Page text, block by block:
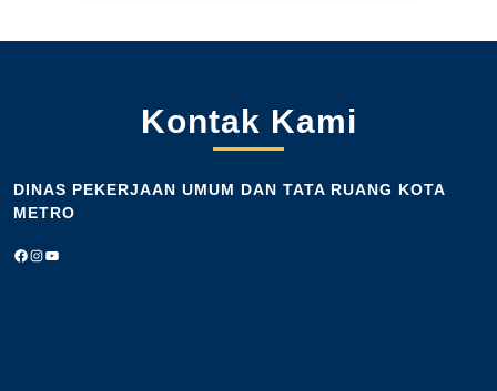
Kontak Kami
DINAS PEKERJAAN UMUM DAN TATA RUANG KOTA
METRO
Facebook
Instagram
https://www.youtube.com/@dinaspekerjaanumumdantatar7362